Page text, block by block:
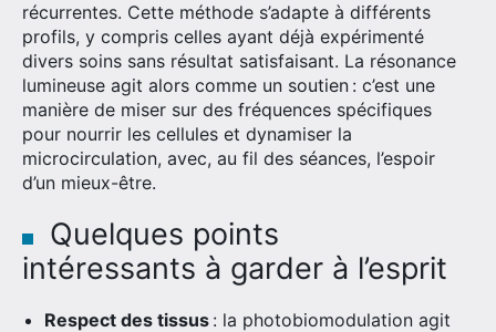
récurrentes. Cette méthode s’adapte à différents
profils, y compris celles ayant déjà expérimenté
divers soins sans résultat satisfaisant. La résonance
lumineuse agit alors comme un soutien : c’est une
manière de miser sur des fréquences spécifiques
pour nourrir les cellules et dynamiser la
microcirculation, avec, au fil des séances, l’espoir
d’un mieux-être.
Quelques points
intéressants à garder à l’esprit
Respect des tissus : la photobiomodulation agit